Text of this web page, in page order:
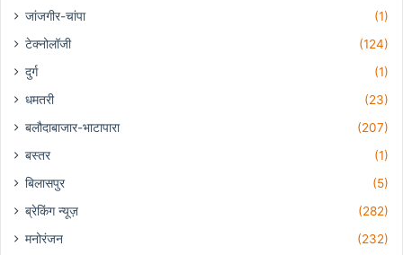
जांजगीर-चांपा
(1)
टेक्नोलॉजी
(124)
दुर्ग
(1)
धमतरी
(23)
बलौदाबाजार-भाटापारा
(207)
बस्तर
(1)
बिलासपुर
(5)
ब्रेकिंग न्यूज़
(282)
मनोरंजन
(232)